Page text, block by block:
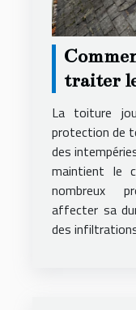
traiter
La toiture
protection de
des
maintient le
nombreux
affecter sa
des infiltrations